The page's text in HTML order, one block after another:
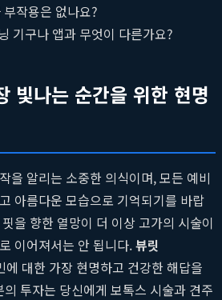
작용은 없나요?
기구나 앱과 무엇이 다른가요?
빛나는 순간을 위한 현명
을 알리는 소중한 의식이며, 모든 예비
아름다운 모습으로 기억되기를 바랍
을 향한 열망이 더 이상 고가의 시술이
이어져서는 안 됩니다.뷰릿
에 대한 가장 현명하고 건강한 해답을
투자는 당신에게 보톡스 시술과 견주